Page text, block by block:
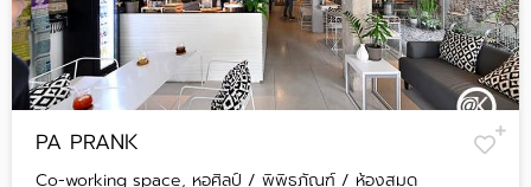
PA PRANK
Co-working space, หอศิลป์ / พิพิธภัณฑ์ / ห้องสมุด